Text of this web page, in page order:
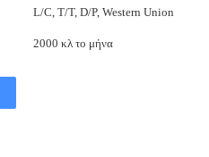
L/C, T/T, D/P, Western Union
2000 κλ το μήνα